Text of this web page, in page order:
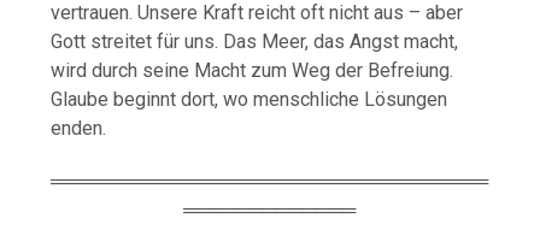
vertrauen. Unsere Kraft reicht oft nicht aus – aber
Gott streitet für uns. Das Meer, das Angst macht,
wird durch seine Macht zum Weg der Befreiung.
Glaube beginnt dort, wo menschliche Lösungen
enden.
═════════════════════════════════
═════════════